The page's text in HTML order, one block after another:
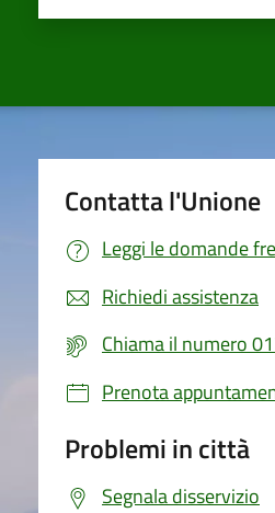
Contatta l'Unione
Leggi le domande
Richiedi assistenza
Chiama il numero
Prenota
Problemi in città
Segnala disservizio